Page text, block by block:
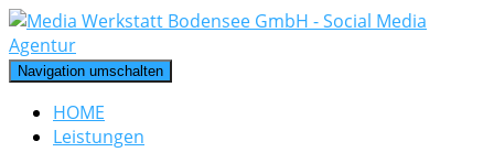
Navigation umschalten
HOME
Leistungen